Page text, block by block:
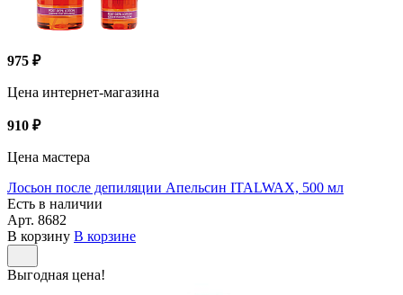
975 ₽
Цена интернет-магазина
910 ₽
Цена мастера
Лосьон после депиляции Апельсин ITALWAX, 500 мл
Есть в наличии
Арт. 8682
В корзину В корзине
Выгодная цена!